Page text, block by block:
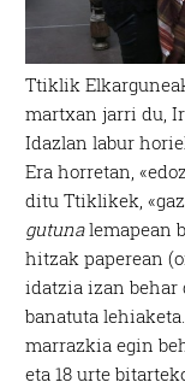
Ttiklik
martxan jarri du,
Idazlan labur
Era horretan,
ditu Ttiklikek,
gutunalemapean
hitzak paperean
idatzia izan behar
banatuta
marrazkia egin
eta 18 urte